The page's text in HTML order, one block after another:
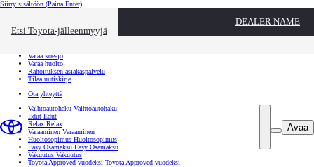
Siirry sisältöön (Paina Enter)
Etsi Toyota-jälleenmyyjä
DEALER NAME
Toyota palvelee Sulje
Varaa koeajo
Varaa huolto
Rahoituksen asiakaspalvelu
Tilaa uutiskirje
Ota yhteyttä
Avaa
Vaihtoautohaku Vaihtoautohaku
Edut Edut
Relax Relax
Varaaminen Varaaminen
Huoltosopimus Huoltosopimus
Easy Osamaksu Easy Osamaksu
Vakuutus Vakuutus
Toyota Approved vuodeksi Toyota Approved vuodeksi